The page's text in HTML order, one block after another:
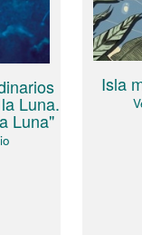
Luna.
Luna"
Isla